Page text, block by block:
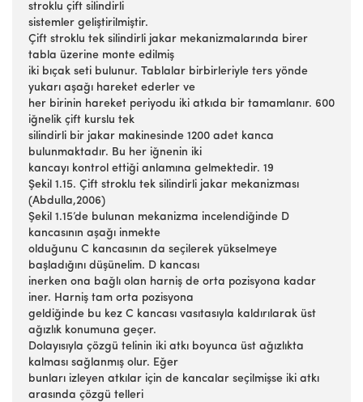
stroklu çift silindirli
sistemler geliştirilmiştir.
Çift stroklu tek silindirli jakar mekanizmalarında birer
tabla üzerine monte edilmiş
iki bıçak seti bulunur. Tablalar birbirleriyle ters yönde
yukarı aşağı hareket ederler ve
her birinin hareket periyodu iki atkıda bir tamamlanır. 600
iğnelik çift kurslu tek
silindirli bir jakar makinesinde 1200 adet kanca
bulunmaktadır. Bu her iğnenin iki
kancayı kontrol ettiği anlamına gelmektedir. 19
Şekil 1.15. Çift stroklu tek silindirli jakar mekanizması
(Abdulla,2006)
Şekil 1.15’de bulunan mekanizma incelendiğinde D
kancasının aşağı inmekte
olduğunu C kancasının da seçilerek yükselmeye
başladığını düşünelim. D kancası
inerken ona bağlı olan harniş de orta pozisyona kadar
iner. Harniş tam orta pozisyona
geldiğinde bu kez C kancası vasıtasıyla kaldırılarak üst
ağızlık konumuna geçer.
Dolayısıyla çözgü telinin iki atkı boyunca üst ağızlıkta
kalması sağlanmış olur. Eğer
bunları izleyen atkılar için de kancalar seçilmişse iki atkı
arasında çözgü telleri